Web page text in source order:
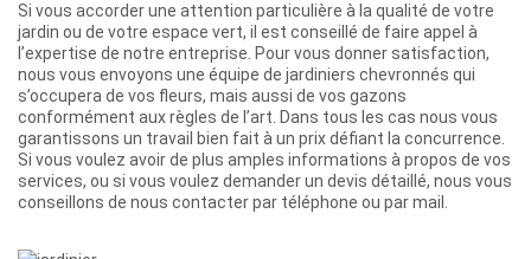
Si vous accorder une attention particulière à la qualité de votre
jardin ou de votre espace vert, il est conseillé de faire appel à
l’expertise de notre entreprise. Pour vous donner satisfaction,
nous vous envoyons une équipe de jardiniers chevronnés qui
s’occupera de vos fleurs, mais aussi de vos gazons
conformément aux règles de l’art. Dans tous les cas nous vous
garantissons un travail bien fait à un prix défiant la concurrence.
Si vous voulez avoir de plus amples informations à propos de vos
services, ou si vous voulez demander un devis détaillé, nous vous
conseillons de nous contacter par téléphone ou par mail.